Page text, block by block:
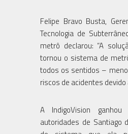
Felipe Bravo Busta,
Tecnologia de
metrô declarou: “A
tornou o sistema de
todos os sentidos –
riscos de acidentes devido
A IndigoVision
autoridades de Santiago